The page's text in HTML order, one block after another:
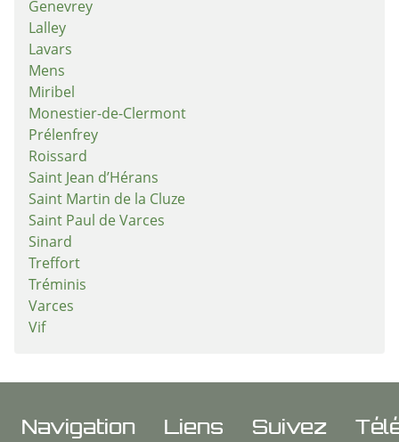
Genevrey
Lalley
Lavars
Mens
Miribel
Monestier-de-Clermont
Prélenfrey
Roissard
Saint Jean d’Hérans
Saint Martin de la Cluze
Saint Paul de Varces
Sinard
Treffort
Tréminis
Varces
Vif
Navigation Liens
Suivez